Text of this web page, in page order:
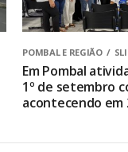
POMBAL E REGIÃO
Em Pombal
1º de setembro
acontecendo em